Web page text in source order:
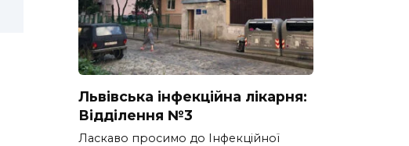
Львівська інфекційна лікарня:
Відділення №3
Ласкаво просимо до Інфекційної